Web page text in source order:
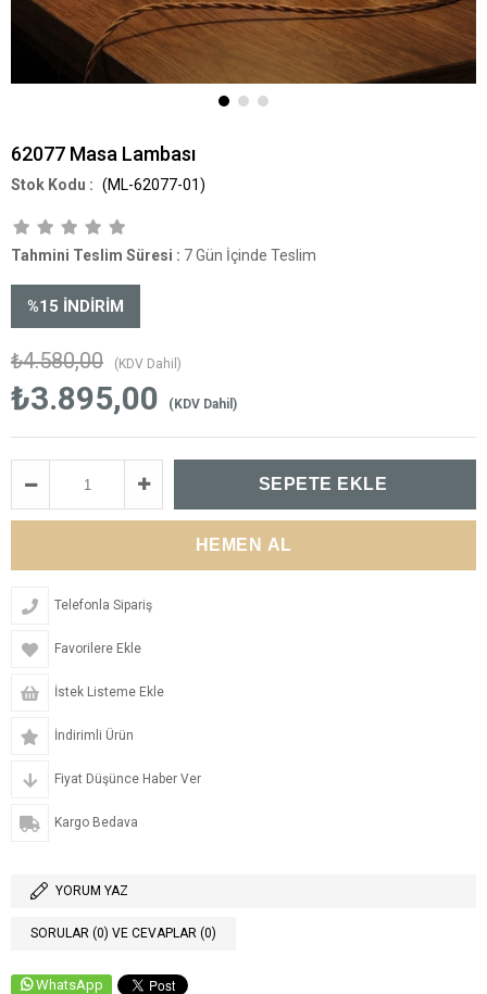
62077 Masa Lambası
(ML-62077-01)
Tahmini Teslim Süresi : 7 Gün İçinde Teslim
%15 İNDIRIM
₺4.580,00 (KDV Dahil)
₺3.895,00 (KDV Dahil)
Telefonla Sipariş
Favorilere Ekle
İstek Listeme Ekle
İndirimli Ürün
Fiyat Düşünce Haber Ver
Kargo Bedava
YORUM YAZ
SORULAR (0) VE CEVAPLAR (0)
WhatsApp